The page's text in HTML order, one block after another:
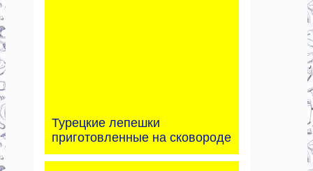
Турецкие лепешки
приготовленные на сковороде